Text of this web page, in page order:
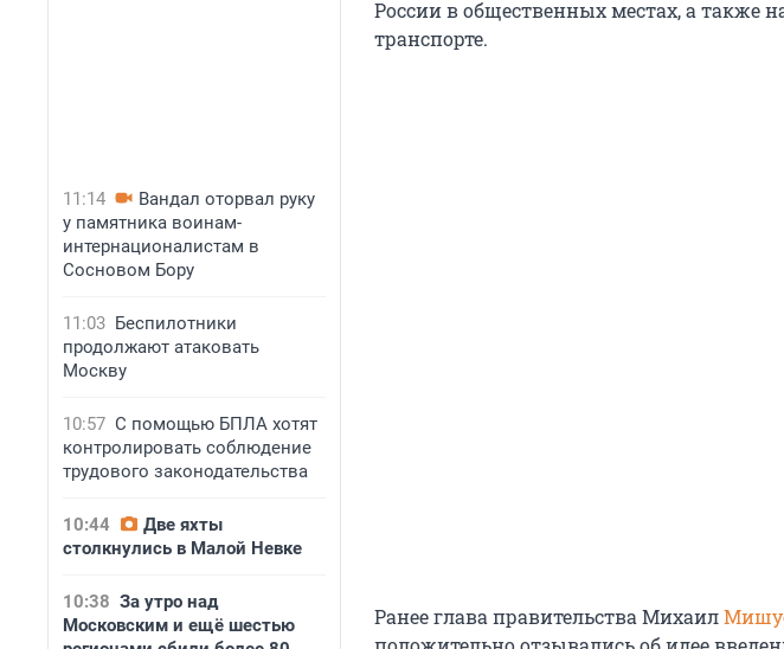
11:14
Вандал оторвал руку
у памятника воинам-
интернационалистам в
Сосновом Бору
11:03 Беспилотники
продолжают атаковать
Москву
10:57 С помощью БПЛА хотят
контролировать соблюдение
трудового законодательства
10:44
Две яхты
столкнулись в Малой Невке
10:38 За утро над
Московским и ещё шестью
России в общественных местах, а также
транспорте.
Ранее глава правительства Михаил